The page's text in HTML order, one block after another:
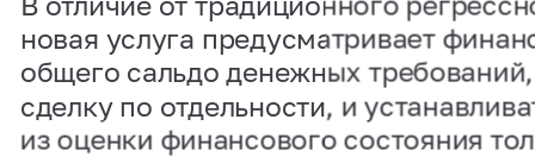
новая услуга предусматривает
общего сальдо денежных
сделку по отдельности, и
из оценки финансового состояния